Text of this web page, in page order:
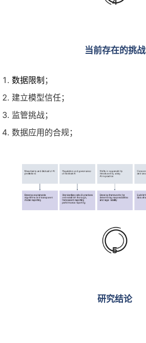
当前存在的挑战
数据限制 ；
建立模型信任；
监管挑战；
数据应用的合规；
5
研究结论